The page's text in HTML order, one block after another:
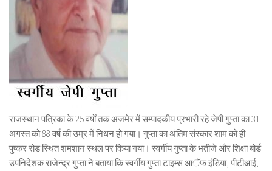
राजस्थान पत्रिका के 25 वर्षों तक अजमेर में सम्पादकीय प्रभारी रहे जेपी गुप्ता का 31
अगस्त को 88 वर्ष की उम्र में निधन हो गया। गुप्ता का अंतिम संस्कार शाम को ही
पुष्कर रोड स्थित शमशान स्थल पर किया गया। स्वर्गीय गुप्ता के भतीजे और शिक्षा बोर्ड
उपनिदेशक राजेन्द्र गुप्ता ने बताया कि स्वर्गीय गुप्ता टाइम्स आॅफ इंडिया, पीटीआई,